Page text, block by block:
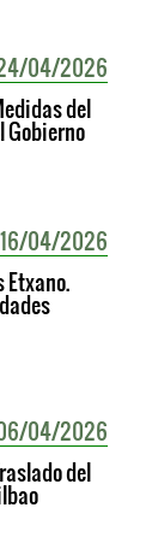
04/2026
del
Gobierno
16/04/2026
Etxano.
04/2026
del